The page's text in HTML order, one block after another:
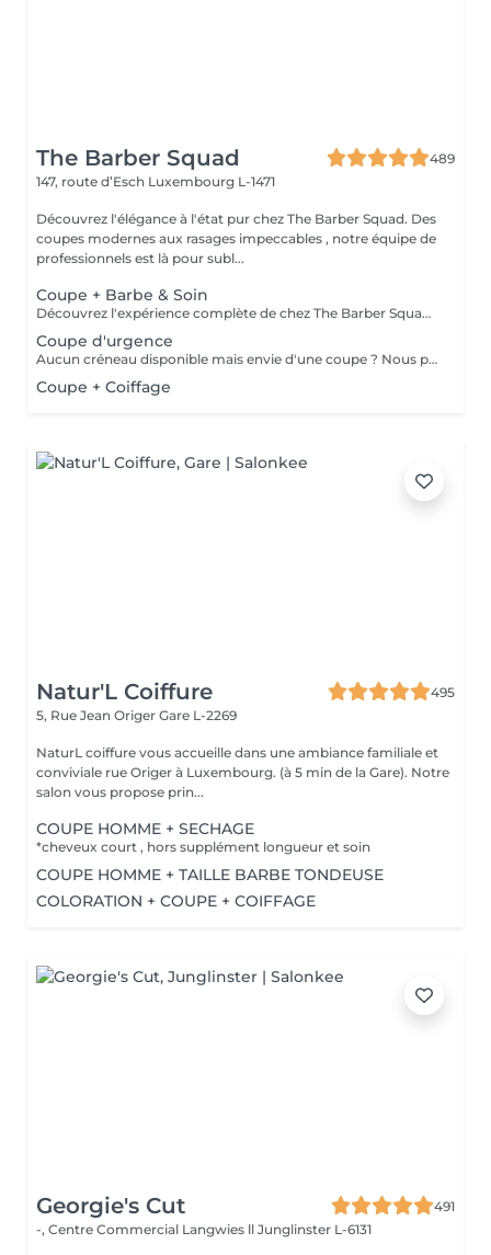
The Barber Squad
489
147, route d’Esch Luxembourg L-1471
Découvrez l'élégance à l'état pur chez The Barber Squad. Des
coupes modernes aux rasages impeccables , notre équipe de
professionnels est là pour subl...
Coupe + Barbe & Soin
Découvrez l'expérience complète de chez The Barber Squad ! Shampooing & soins profonds + Coupe complète + Coiffage. Taille de Barbe & Contours à la lame & soins régénérant + Serviette Chaude & Froide + Nettoyage exfoliant du visage + Vapeur + Massage Relaxant + After Shave + Huile à barbe + Hydratation de la peau . Pour que votre expérience chez nous soit optimal , une boisson de votre choix vous est offerte !
Coupe d'urgence
Aucun créneau disponible mais envie d'une coupe ? Nous pouvons vous proposer un rendez-vous avant ou après nos horaires, ou durant la pause. Pour cette prestation, merci de contacter directement le shop.
Coupe + Coiffage
Natur'L Coiffure
495
5, Rue Jean Origer Gare L-2269
NaturL coiffure vous accueille dans une ambiance familiale et
conviviale rue Origer à Luxembourg. (à 5 min de la Gare). Notre
salon vous propose prin...
COUPE HOMME + SECHAGE
*cheveux court , hors supplément longueur et soin
COUPE HOMME + TAILLE BARBE TONDEUSE
COLORATION + COUPE + COIFFAGE
Georgie's Cut
491
-, Centre Commercial Langwies ll Junglinster L-6131